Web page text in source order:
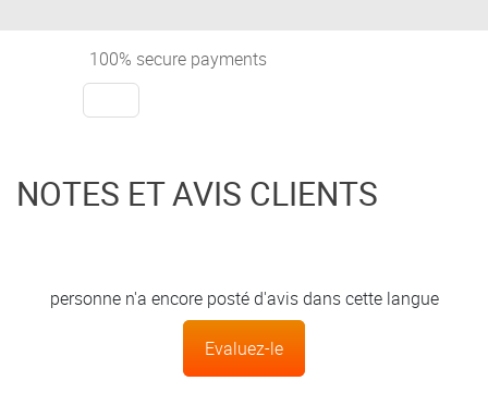
100% secure payments
NOTES ET AVIS CLIENTS
personne n'a encore posté d'avis dans cette langue
Evaluez-le